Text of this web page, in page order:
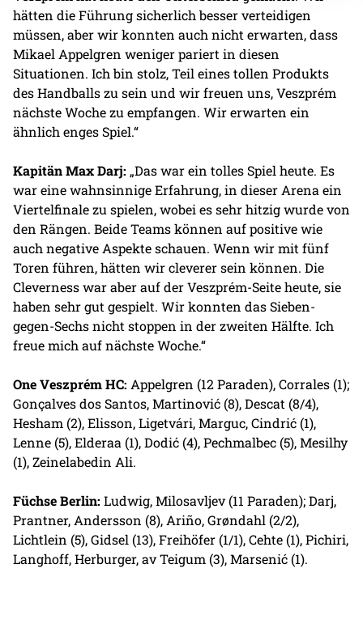
hätten die Führung sicherlich besser verteidigen
müssen, aber wir konnten auch nicht erwarten, dass
Mikael Appelgren weniger pariert in diesen
Situationen. Ich bin stolz, Teil eines tollen Produkts
des Handballs zu sein und wir freuen uns, Veszprém
nächste Woche zu empfangen. Wir erwarten ein
ähnlich enges Spiel.“
Kapitän Max Darj: „Das war ein tolles Spiel heute. Es
war eine wahnsinnige Erfahrung, in dieser Arena ein
Viertelfinale zu spielen, wobei es sehr hitzig wurde von
den Rängen. Beide Teams können auf positive wie
auch negative Aspekte schauen. Wenn wir mit fünf
Toren führen, hätten wir cleverer sein können. Die
Cleverness war aber auf der Veszprém-Seite heute, sie
haben sehr gut gespielt. Wir konnten das Sieben-
gegen-Sechs nicht stoppen in der zweiten Hälfte. Ich
freue mich auf nächste Woche.“
One Veszprém HC: Appelgren (12 Paraden), Corrales (1);
Gonçalves dos Santos, Martinović (8), Descat (8/4),
Hesham (2), Elisson, Ligetvári, Marguc, Cindrić (1),
Lenne (5), Elderaa (1), Dodić (4), Pechmalbec (5), Mesilhy
(1), Zeinelabedin Ali.
Füchse Berlin: Ludwig, Milosavljev (11 Paraden); Darj,
Prantner, Andersson (8), Ariño, Grøndahl (2/2),
Lichtlein (5), Gidsel (13), Freihöfer (1/1), Cehte (1), Pichiri,
Langhoff, Herburger, av Teigum (3), Marsenić (1).